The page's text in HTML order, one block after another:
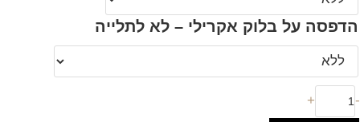
הדפסה על בלוק אקרילי – לא לתלייה
-
+